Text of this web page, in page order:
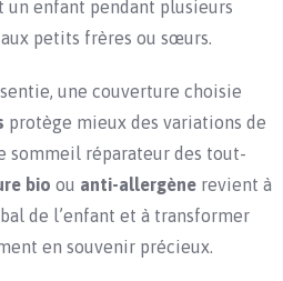
un enfant pendant plusieurs
petits frères ou sœurs.
une couverture choisie
protège mieux des variations de
sommeil réparateur des tout-
bio ou anti-allergènerevient à
de l’enfant et à transformer
en souvenir précieux.